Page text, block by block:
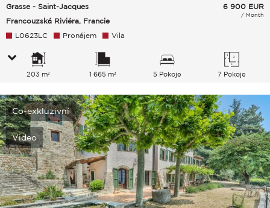
Grasse - Saint-Jacques
Francouzská Riviéra, Francie
6 900 EUR
/ Month
L0623LC Pronájem Vila
203 m² 1 665 m² 5 Pokoje 7 Pokoje
Co-exkluzivní
Video